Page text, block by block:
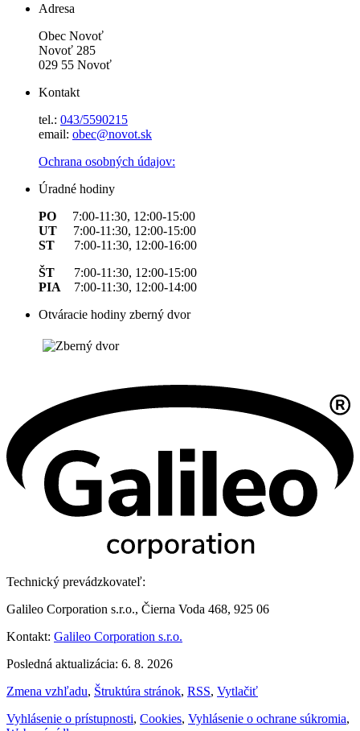
Adresa
Obec Novoť
Novoť 285
029 55 Novoť
Kontakt
tel.: 043/5590215
email: obec@novot.sk
Ochrana osobných údajov:
Úradné hodiny
PO 7:00-11:30, 12:00-15:00
UT 7:00-11:30, 12:00-15:00
ST 7:00-11:30, 12:00-16:00
ŠT 7:00-11:30, 12:00-15:00
PIA 7:00-11:30, 12:00-14:00
Otváracie hodiny zberný dvor
Technický prevádzkovateľ:
Galileo Corporation s.r.o., Čierna Voda 468, 925 06
Kontakt: Galileo Corporation s.r.o.
Posledná aktualizácia: 6. 8. 2026
Zmena vzhľadu, Štruktúra stránok, RSS, Vytlačiť
Vyhlásenie o prístupnosti, Cookies, Vyhlásenie o ochrane súkromia,